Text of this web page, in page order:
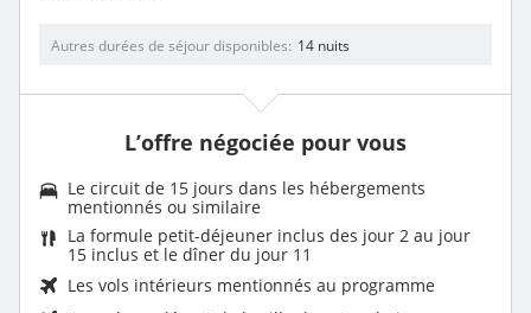
Autres durées de séjour disponibles 14 nuits
L’offre négociée pour vous
Le circuit de 15 jours dans les hébergements
mentionnés ou similaire
La formule petit-déjeuner inclus des jour 2 au jour
15 inclus et le dîner du jour 11
Les vols intérieurs mentionnés au programme